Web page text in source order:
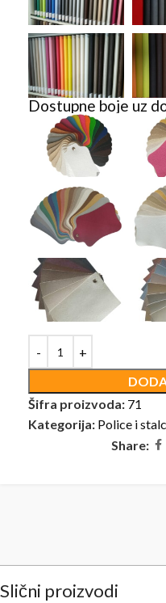
Dostupne boje uz
Šifra proizvoda: 71
Kategorija: Police i
Share:
Slični proizvodi